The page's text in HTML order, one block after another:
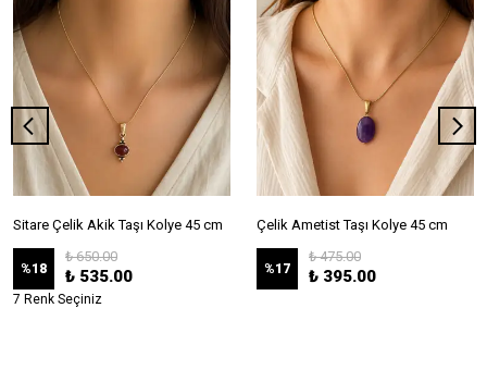
Sitare Çelik Akik Taşı Kolye 45 cm
%18
₺ 650.00
₺ 535.00
7 Renk Seçiniz
Çelik Ametist Taşı Kolye 45 cm
%17
₺ 475.00
₺ 395.00